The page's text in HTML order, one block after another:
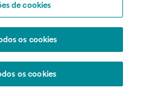
de cookies
os cookies
os cookies